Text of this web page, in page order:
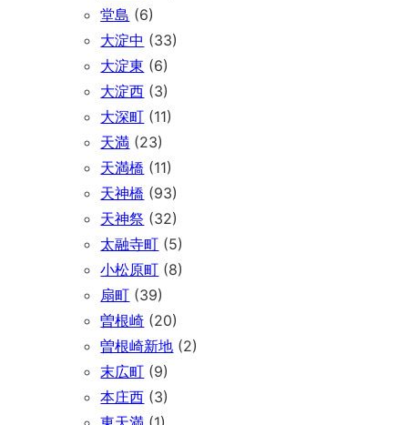
堂島 (6)
大淀中 (33)
大淀東 (6)
大淀西 (3)
大深町 (11)
天満 (23)
天満橋 (11)
天神橋 (93)
天神祭 (32)
太融寺町 (5)
小松原町 (8)
扇町 (39)
曽根崎 (20)
曽根崎新地 (2)
末広町 (9)
本庄西 (3)